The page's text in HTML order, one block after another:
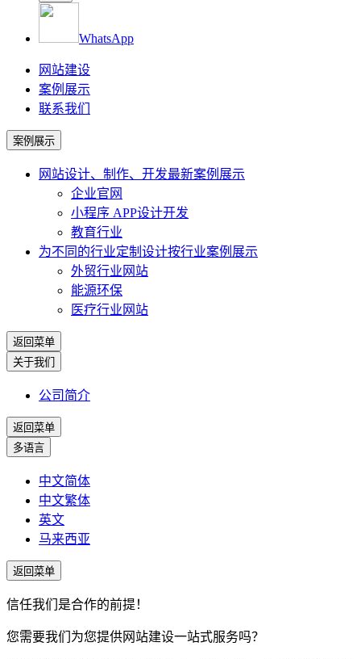
WhatsApp
网站建设
案例展示
联系我们
案例展示
网站设计、制作、开发最新案例展示
企业官网
小程序 APP设计开发
教育行业
为不同的行业定制设计按行业案例展示
外贸行业网站
能源环保
医疗行业网站
返回菜单
关于我们
公司简介
返回菜单
多语言
中文简体
中文繁体
英文
马来西亚
返回菜单
信任我们是合作的前提！
您需要我们为您提供网站建设一站式服务吗？